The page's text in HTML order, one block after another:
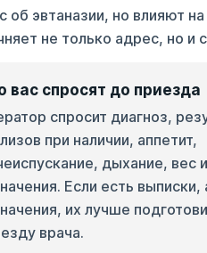
эвтаназии, но влияют
не только адрес, но и
вас спросят до приезда
спросит диагноз,
при наличии, аппетит,
дыхание, вес
Если есть выписки,
их лучше
врача.